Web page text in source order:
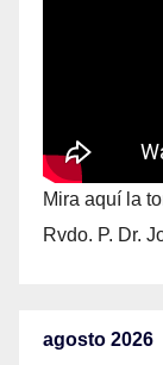
Mira aquí la
Rvdo. P. Dr.
agosto 2026